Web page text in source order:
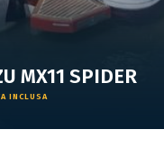
MX11 SPIDER
INCLUSA